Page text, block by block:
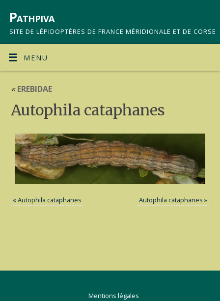
Pathpiva
SITE DE LÉPIDOPTÈRES DE FRANCE MÉRIDIONALE ET DE CORSE
MENU
«EREBIDAE
Autophila cataphanes
«Autophila cataphanes Autophila cataphanes »
Mentions légales